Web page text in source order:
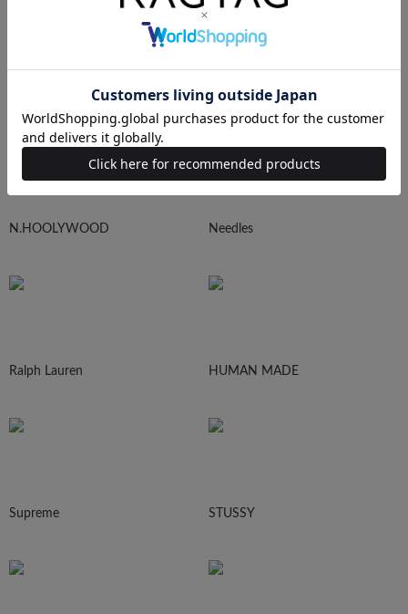
UNDERCOVER
N.HOOLYWOOD Needles
Ralph Lauren HUMAN MADE
Supreme STUSSY